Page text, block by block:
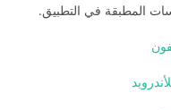
المطبقة في التطبيق.